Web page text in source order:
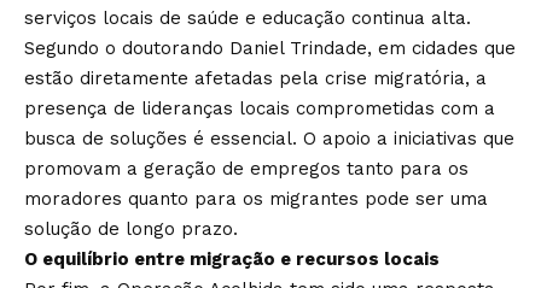
serviços locais de saúde e educação continua alta.
Segundo o doutorando Daniel Trindade, em cidades que
estão diretamente afetadas pela crise migratória, a
presença de lideranças locais comprometidas com a
busca de soluções é essencial. O apoio a iniciativas que
promovam a geração de empregos tanto para os
moradores quanto para os migrantes pode ser uma
solução de longo prazo.
O equilíbrio entre migração e recursos locais